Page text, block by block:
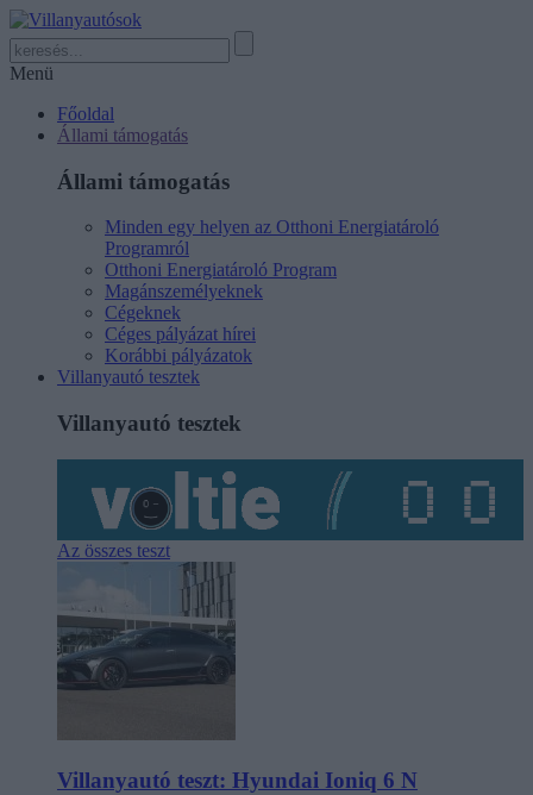
Menü
Főoldal
Állami támogatás
Állami támogatás
Minden egy helyen az Otthoni Energiatároló
Programról
Otthoni Energiatároló Program
Magánszemélyeknek
Cégeknek
Céges pályázat hírei
Korábbi pályázatok
Villanyautó tesztek
Villanyautó tesztek
Az összes teszt
Villanyautó teszt: Hyundai Ioniq 6 N